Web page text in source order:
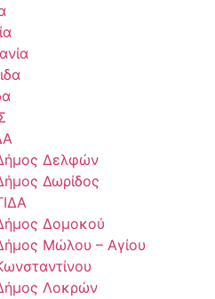
Δελφών
Δωρίδος
Δομοκού
Μώλου – Αγίου
Λοκρών